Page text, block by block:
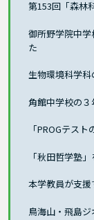
第153回「森林
御所野学院中
た
生物環境科学
角館中学校の
「PROGテス
「秋田哲学塾
本学教員が支
鳥海山・飛島